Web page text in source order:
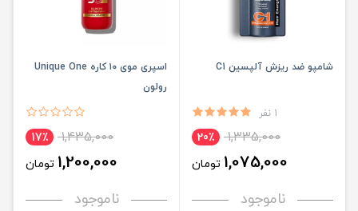
شامپو ضد ریزش آلپسین C1
1 نفر
1,335,000 20٪
1,075,000 تومان
ناموجود
اسپری موی ۱۰ کاره Unique One
رولون
1,435,000 17٪
1,200,000 تومان
ناموجود